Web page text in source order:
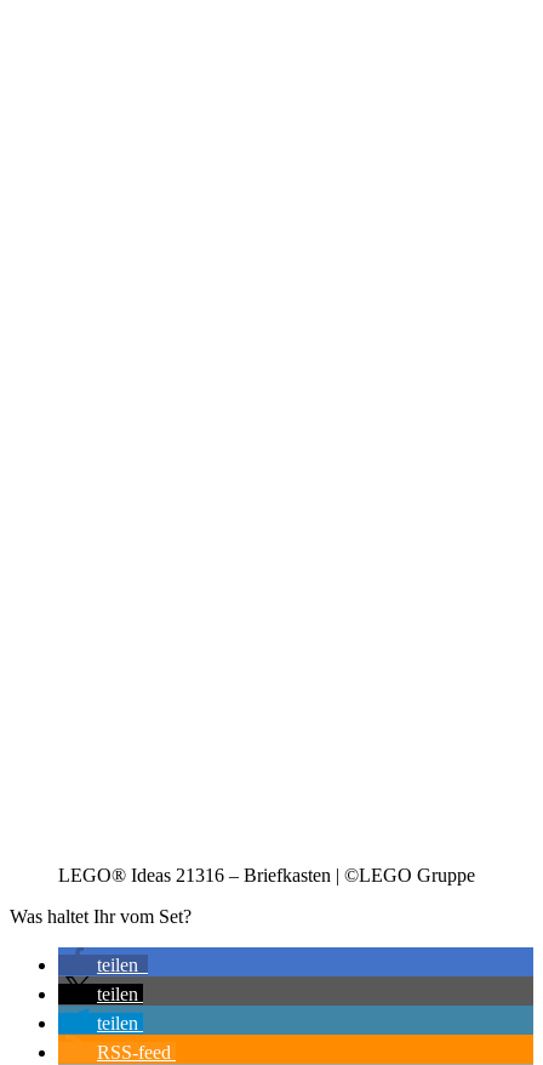
LEGO® Ideas 21316 – Briefkasten | ©LEGO Gruppe
Was haltet Ihr vom Set?
teilen
teilen
teilen
RSS-feed